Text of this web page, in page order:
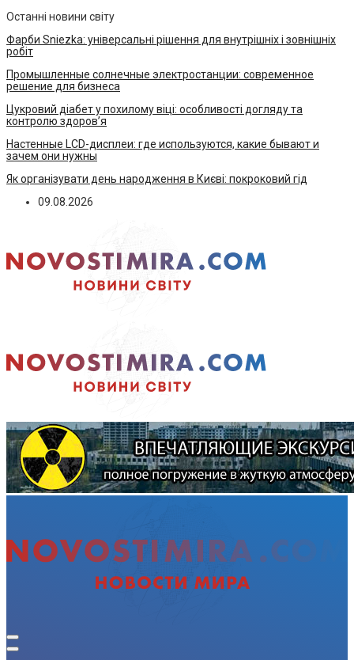
Останні новини світу
Фарби Sniezka: універсальні рішення для внутрішніх і зовнішніх
робіт
Промышленные солнечные электростанции: современное
решение для бизнеса
Цукровий діабет у похилому віці: особливості догляду та
контролю здоров’я
Настенные LCD-дисплеи: где используются, какие бывают и
зачем они нужны
Як організувати день народження в Києві: покроковий гід
09.08.2026